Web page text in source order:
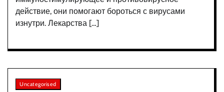
действие, они помогают бороться с вирусами
изнутри. Лекарства […]
Uncategorised